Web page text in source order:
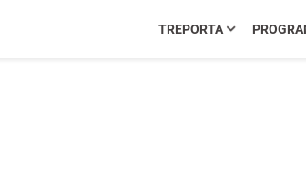
TREPORTA